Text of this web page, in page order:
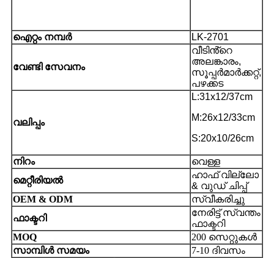
ഐറ്റം നമ്പർ LK-2701
വേണ്ടി സേവനം
വീടിൻ്റെ
അലങ്കാരം,
സൂപ്പർമാർക്കറ്റ്,
പഴക്കട
വലിപ്പം
L:31x12/37cm
M:26x12/33cm
S:20x10/26cm
നിറം
വെള്ള
മെറ്റീരിയൽ
ഹാഫ് വില്ലോ
& വുഡ് ചിപ്പ്
OEM & ODM
സ്വീകരിച്ചു
ഫാക്ടറി
നേരിട്ട് സ്വന്തം
ഫാക്ടറി
MOQ
200 സെറ്റുകൾ
സാമ്പിൾ സമയം
7-10 ദിവസം